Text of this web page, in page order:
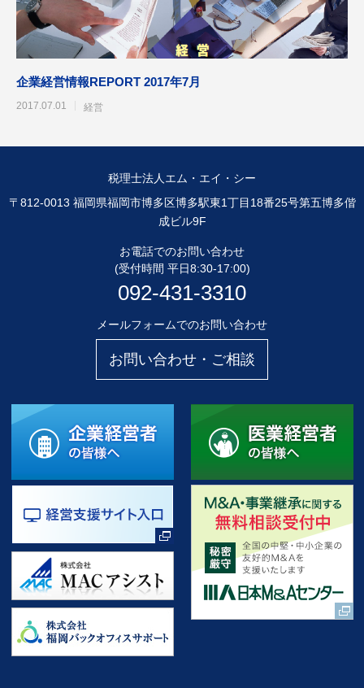
企業経営情報REPORT 2017年7月
2017.07.01 経営
税理士法人エム・エイ・シー
〒812-0013 福岡県福岡市博多区博多駅東1丁目18番25号第五博多偕
成ビル9F
お電話でのお問い合わせ
(受付時間 平日8:30-17:00)
092-431-3310
メールフォームでのお問い合わせ
お問い合わせ・ご相談